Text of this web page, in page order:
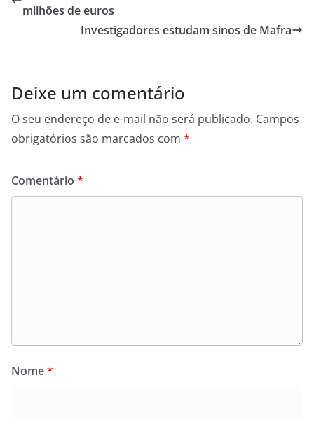
o
e
A
p
g
n
milhões de euros
Investigadores estudam sinos de Mafra
Deixe um comentário
O seu endereço de e-mail não será publicado. Campos
obrigatórios são marcados com *
Comentário *
Nome*